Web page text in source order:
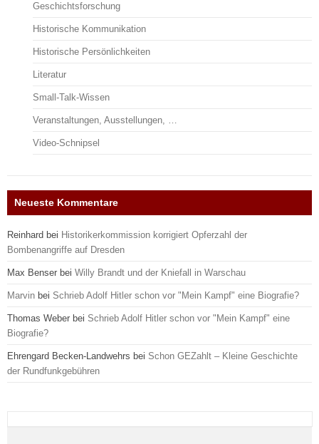
Geschichtsforschung
Historische Kommunikation
Historische Persönlichkeiten
Literatur
Small-Talk-Wissen
Veranstaltungen, Ausstellungen, …
Video-Schnipsel
Neueste Kommentare
Reinhard bei Historikerkommission korrigiert Opferzahl der
Bombenangriffe auf Dresden
Max Benser bei Willy Brandt und der Kniefall in Warschau
Marvin bei Schrieb Adolf Hitler schon vor "Mein Kampf" eine Biografie?
Thomas Weber bei Schrieb Adolf Hitler schon vor "Mein Kampf" eine
Biografie?
Ehrengard Becken-Landwehrs bei Schon GEZahlt – Kleine Geschichte
der Rundfunkgebühren